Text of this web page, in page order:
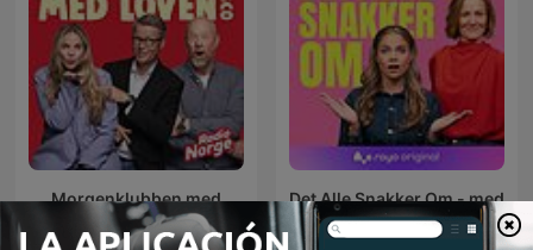
Morgenklubben med
Loven & Co
Det Alle Snakker Om - med
Siri og Kim